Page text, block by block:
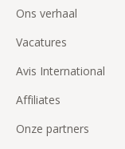
Ons verhaal
Vacatures
Avis International
Affiliates
Onze partners